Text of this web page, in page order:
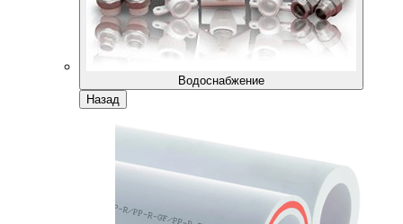
Водоснабжение
Назад